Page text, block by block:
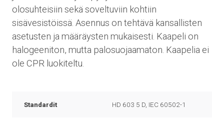
olosuhteisiin sekä soveltuviin kohtiin
sisävesistöissä. Asennus on tehtävä kansallisten
asetusten ja määräysten mukaisesti. Kaapeli on
halogeeniton, mutta palosuojaamaton. Kaapelia ei
ole CPR luokiteltu.
Standardit HD 603 5 D, IEC 60502-1